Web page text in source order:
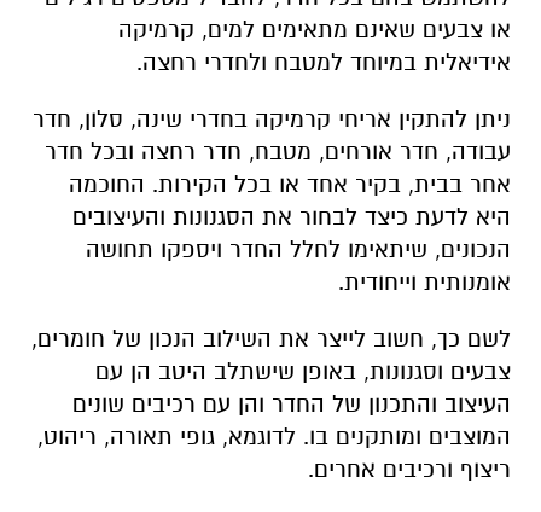
או צבעים שאינם מתאימים למים, קרמיקה
אידיאלית במיוחד למטבח ולחדרי רחצה.
ניתן להתקין אריחי קרמיקה בחדרי שינה, סלון, חדר
עבודה, חדר אורחים, מטבח, חדר רחצה ובכל חדר
אחר בבית, בקיר אחד או בכל הקירות. החוכמה
היא לדעת כיצד לבחור את הסגנונות והעיצובים
הנכונים, שיתאימו לחלל החדר ויספקו תחושה
אומנותית וייחודית.
לשם כך, חשוב לייצר את השילוב הנכון של חומרים,
צבעים וסגנונות, באופן שישתלב היטב הן עם
העיצוב והתכנון של החדר והן עם רכיבים שונים
המוצבים ומותקנים בו. לדוגמא, גופי תאורה, ריהוט,
ריצוף ורכיבים אחרים.